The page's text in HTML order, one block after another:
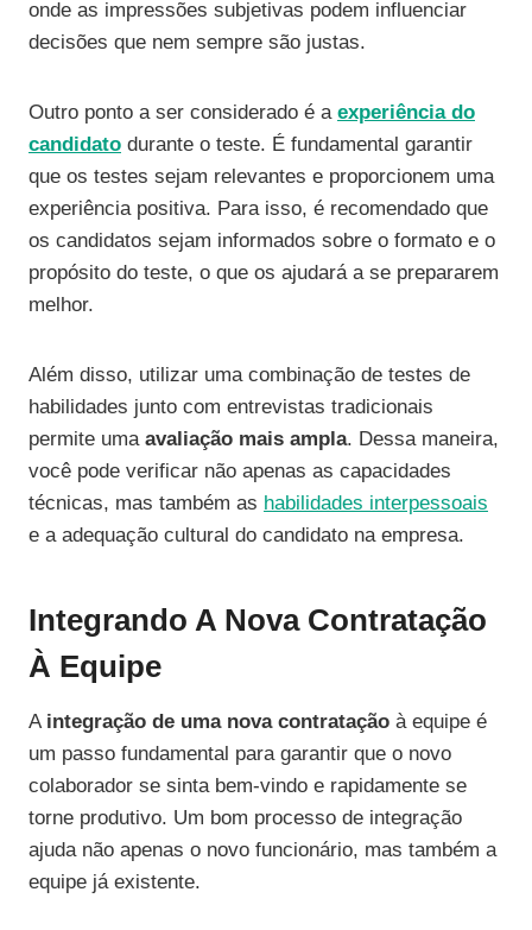
onde as impressões subjetivas podem influenciar
decisões que nem sempre são justas.
Outro ponto a ser considerado é a experiência do
candidato durante o teste. É fundamental garantir
que os testes sejam relevantes e proporcionem uma
experiência positiva. Para isso, é recomendado que
os candidatos sejam informados sobre o formato e o
propósito do teste, o que os ajudará a se prepararem
melhor.
Além disso, utilizar uma combinação de testes de
habilidades junto com entrevistas tradicionais
permite uma avaliação mais ampla. Dessa maneira,
você pode verificar não apenas as capacidades
técnicas, mas também as habilidades interpessoais
e a adequação cultural do candidato na empresa.
Integrando A Nova Contratação
À Equipe
A integração de uma nova contratação à equipe é
um passo fundamental para garantir que o novo
colaborador se sinta bem-vindo e rapidamente se
torne produtivo. Um bom processo de integração
ajuda não apenas o novo funcionário, mas também a
equipe já existente.